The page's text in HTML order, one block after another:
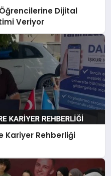
Dijital
Veriyor
Kariyer Rehberliği